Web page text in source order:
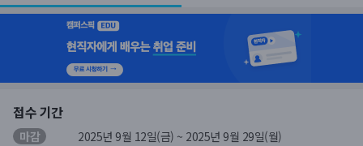
접수 기간
마감 2025년 9월 12일(금) ~ 2025년 9월 29일(월)